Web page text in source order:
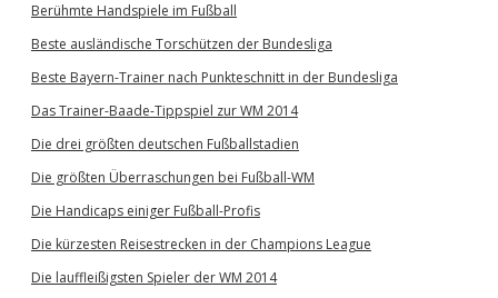
Berühmte Handspiele im Fußball
Beste ausländische Torschützen der Bundesliga
Beste Bayern-Trainer nach Punkteschnitt in der Bundesliga
Das Trainer-Baade-Tippspiel zur WM 2014
Die drei größten deutschen Fußballstadien
Die größten Überraschungen bei Fußball-WM
Die Handicaps einiger Fußball-Profis
Die kürzesten Reisestrecken in der Champions League
Die lauffleißigsten Spieler der WM 2014